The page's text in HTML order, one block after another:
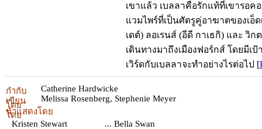
เขาแล้ว เบลลาคือรักแท้ที่เขารอค
แวมไพร์ที่เป็นศัตรูคู่อาฆาตของเอ็
เดต์) ลอเรนส์ (อีดี กาเธกิ) และ วิก
เดินทางมาถึงเมืองฟอร์กส์ โดยมีเ
เวิร์ดกับเบลลาจะทำอย่างไรต่อไป [
กำกับ
โดย
Catherine Hardwicke
เขียน
โดย
Melissa Rosenberg, Stephenie Meyer
นำแสดงโดย
Kristen Stewart
... Bella Swan